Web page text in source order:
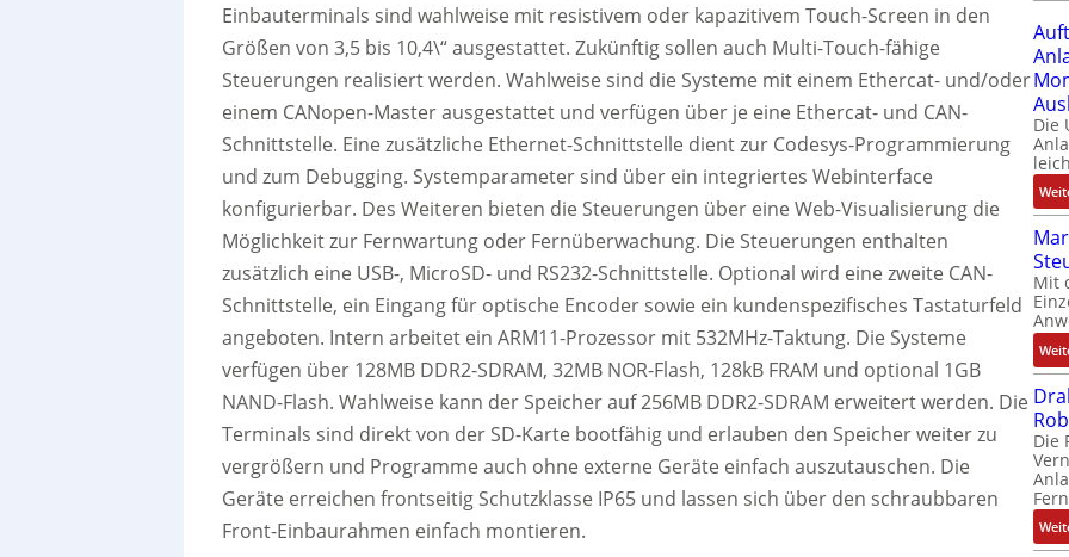
Einbauterminals sind wahlweise mit resistivem oder kapazitivem Touch-Screen in den
Größen von 3,5 bis 10,4\“ ausgestattet. Zukünftig sollen auch Multi-Touch-fähige
Steuerungen realisiert werden. Wahlweise sind die Systeme mit einem Ethercat- und/oder
einem CANopen-Master ausgestattet und verfügen über je eine Ethercat- und CAN-
Schnittstelle. Eine zusätzliche Ethernet-Schnittstelle dient zur Codesys-Programmierung
und zum Debugging. Systemparameter sind über ein integriertes Webinterface
konfigurierbar. Des Weiteren bieten die Steuerungen über eine Web-Visualisierung die
Möglichkeit zur Fernwartung oder Fernüberwachung. Die Steuerungen enthalten
zusätzlich eine USB-, MicroSD- und RS232-Schnittstelle. Optional wird eine zweite CAN-
Schnittstelle, ein Eingang für optische Encoder sowie ein kundenspezifisches Tastaturfeld
angeboten. Intern arbeitet ein ARM11-Prozessor mit 532MHz-Taktung. Die Systeme
verfügen über 128MB DDR2-SDRAM, 32MB NOR-Flash, 128kB FRAM und optional 1GB
NAND-Flash. Wahlweise kann der Speicher auf 256MB DDR2-SDRAM erweitert werden. Die
Terminals sind direkt von der SD-Karte bootfähig und erlauben den Speicher weiter zu
vergrößern und Programme auch ohne externe Geräte einfach auszutauschen. Die
Geräte erreichen frontseitig Schutzklasse IP65 und lassen sich über den schraubbaren
Front-Einbaurahmen einfach montieren.
Die
Mit
Die